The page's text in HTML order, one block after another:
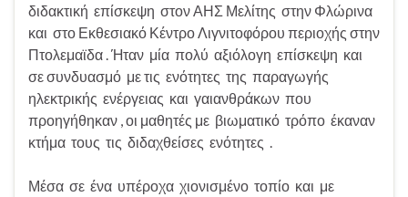
διδακτική επίσκεψη στον ΑΗΣ Μελίτης στην Φλώρινα
και στο Εκθεσιακό Κέντρο Λιγνιτοφόρου περιοχής στην
Πτολεμαϊδα . Ήταν μία πολύ αξιόλογη επίσκεψη και
σε συνδυασμό με τις ενότητες της παραγωγής
ηλεκτρικής ενέργειας και γαιανθράκων που
προηγήθηκαν , οι μαθητές με βιωματικό τρόπο έκαναν
κτήμα τους τις διδαχθείσες ενότητες .
Μέσα σε ένα υπέροχα χιονισμένο τοπίο και με